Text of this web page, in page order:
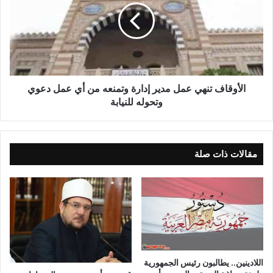
والمجتمعات في الوطن العربي ودول العالم من تقديم إبداعاتهم
وأفكارهم المتميزة عبر الشبكة العنكبوتية، وبناء شراكات رقمية قوية
تساهم في تعزيز المحتوى العربي ومواجهة التحديات نحو اقتصاد
معرفي فريد ومتميز ومحاربة الجرائم الالكترونية التي تؤدي الى
تدمير الاقتصاد لأي دولة من الدول والإبتزاز والدخول في أشبه ما
يكون بالحرب .
وأشار خالد ناقرو أن الجريمة الإلكترونية، تعرف بكونها كل فعل
يخالف النظام العام ومن ثمة يخلق حالة من اللاتوازن الاجتماعي مما
يتطلب معه إتخاذ تدابير زجرية تهدف في مجملها الى تطبيق القانون
الأوقاف تنهي عمل مدير إدارة وتمنعه من أي عمل دعوي
وتحوله للنيابة
مقالات ذات صلة
اللادينين.. يطالبون رئيس الجمهورية